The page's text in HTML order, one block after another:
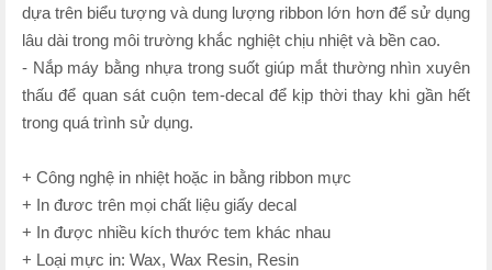
dựa trên biểu tượng và dung lượng ribbon lớn hơn để sử dụng
lâu dài trong môi trường khắc nghiệt chịu nhiệt và bền cao.
- Nắp máy bằng nhựa trong suốt giúp mắt thường nhìn xuyên
thấu để quan sát cuộn tem-decal để kịp thời thay khi gần hết
trong quá trình sử dụng.
+ Công nghệ in nhiệt hoặc in bằng ribbon mực
+ In đươc trên mọi chất liệu giấy decal
+ In được nhiều kích thước tem khác nhau
+ Loại mực in: Wax, Wax Resin, Resin